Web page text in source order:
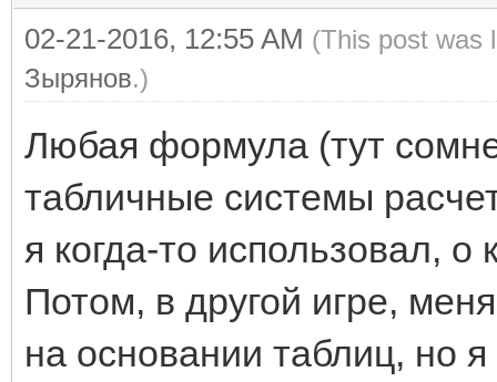
02-21-2016, 12:55 AM (This post was
Зырянов.)
Любая формула (тут
табличные системы
я когда-то использовал, о
Потом, в другой игре,
на основании таблиц, но